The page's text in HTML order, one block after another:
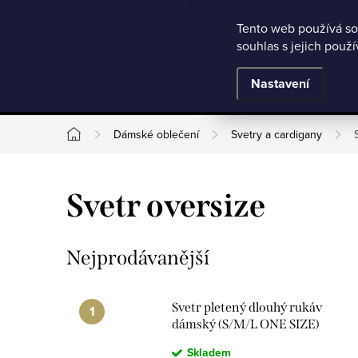
Tento web používá
souhlas s jejich
Nastavení
Obchodní podmínky
BESTSELLERY
Domů
Dámské oblečení Svetry a cardigany
Svetr oversize
Nejprodávanější
Svetr pletený dlouhý rukáv
dámský (S/M/L ONE SIZE)
Skladem